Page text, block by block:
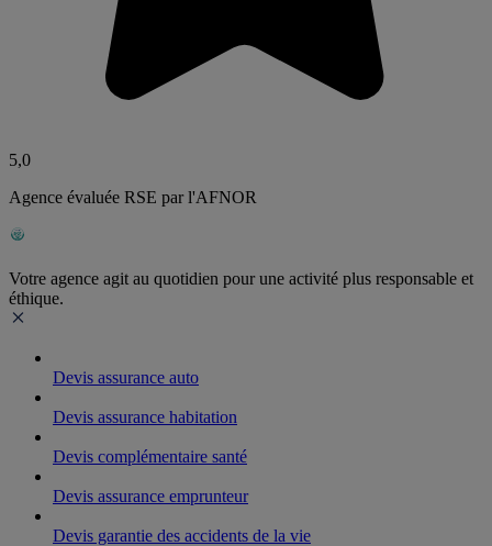
5,0
Agence évaluée RSE par l'AFNOR
Votre agence agit au quotidien pour une activité plus responsable et
éthique.
Devis assurance auto
Devis assurance habitation
Devis complémentaire santé
Devis assurance emprunteur
Devis garantie des accidents de la vie